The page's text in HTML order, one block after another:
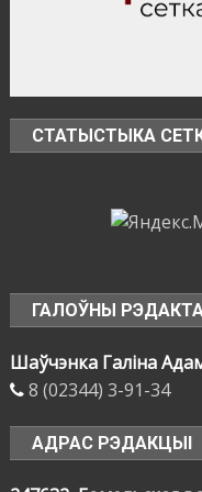
СТАТЫСТЫКА
ГАЛОЎНЫ
Шаўчэнка Галіна
8 (02344) 3-91-34
АДРАС РЭДАКЦЫІ